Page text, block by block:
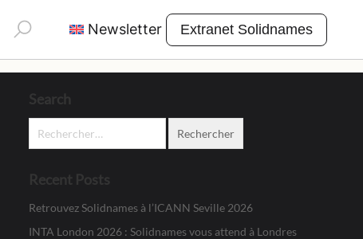
Rechercher : Newsletter Extranet Solidnames
Search
Recent Posts
Retrouvez Solidnames à l’ICANN Seville 2026
INTA London 2026 : Solidnames vous attend à Londres